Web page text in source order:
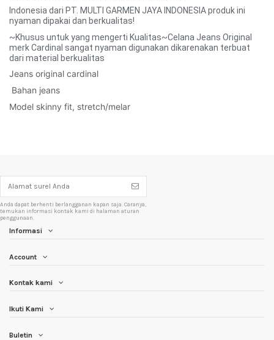
Indonesia dari PT. MULTI GARMEN JAYA INDONESIA produk ini
nyaman dipakai dan berkualitas!
~Khusus untuk yang mengerti Kualitas~Celana Jeans Original
merk Cardinal sangat nyaman digunakan dikarenakan terbuat
dari material berkualitas
Jeans original cardinal
Bahan jeans
Model skinny fit, stretch/melar
Anda dapat berhenti berlangganan kapan saja. Caranya,
temukan informasi kontak kami di halaman aturan
penggunaan.
Informasi
Account
Kontak kami
Ikuti Kami
Buletin